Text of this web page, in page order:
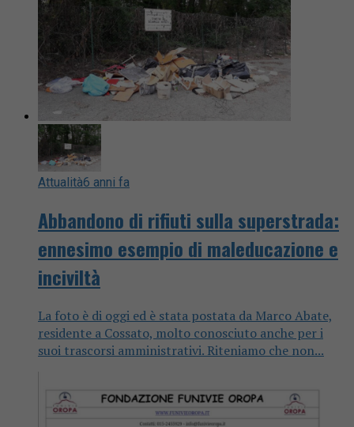
Attualità6 anni fa
Abbandono di rifiuti sulla superstrada:
ennesimo esempio di maleducazione e
inciviltà
La foto è di oggi ed è stata postata da Marco Abate,
residente a Cossato, molto conosciuto anche per i
suoi trascorsi amministrativi. Riteniamo che non...